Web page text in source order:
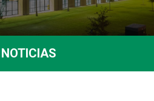
NOTICIAS